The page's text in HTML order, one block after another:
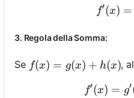
f′(x) =
3. Regola della Somma:
Se f(x)=g(x)+h(x)
f(x) = g(x) + h(x),
f′(x) = g′